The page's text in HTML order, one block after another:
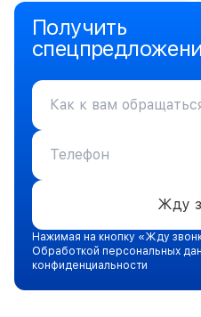
Получить
Жду
Нажимая на кнопку «Жду
Обработкой персональных
конфиденциальности